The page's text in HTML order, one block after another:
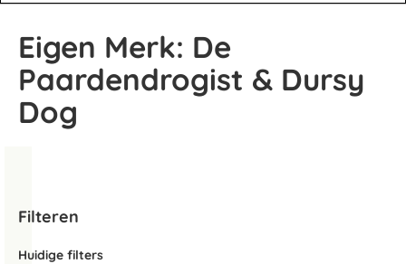
Eigen Merk: De
Paardendrogist & Dursy
Dog
Filteren
Huidige filters